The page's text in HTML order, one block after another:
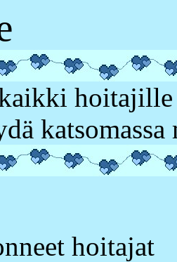
hoitajille
katsomassa
hoitajat